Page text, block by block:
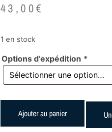
43,00€
1 en stock
Options d’expédition *
Ajouter au panier